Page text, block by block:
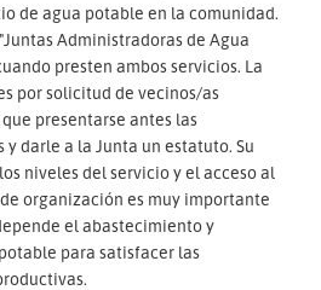
de agua potable en la comunidad.
Administradoras de Agua
presten ambos servicios. La
por solicitud de vecinos/as
presentarse antes las
darle a la Junta un estatuto. Su
niveles del servicio y el acceso al
organización es muy importante
el abastecimiento y
para satisfacer las